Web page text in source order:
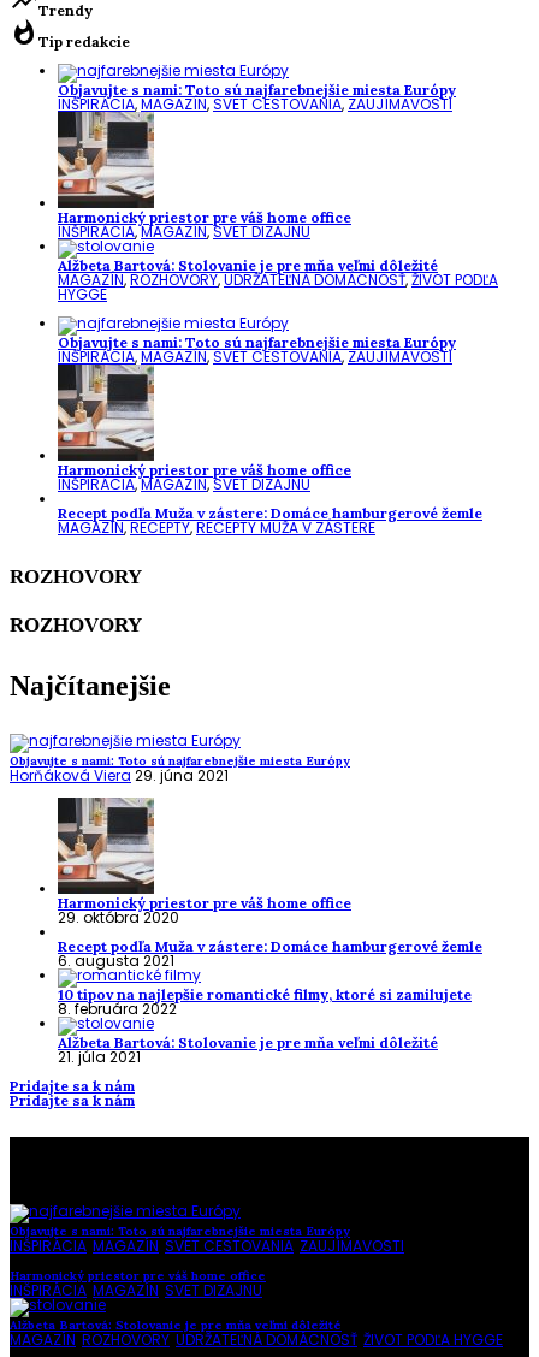
Trendy
whatshot Tip redakcie
Objavujte s nami: Toto sú najfarebnejšie miesta Európy
INŠPIRÁCIA,MAGAZÍN,SVET CESTOVANIA,ZAUJÍMAVOSTI
Harmonický priestor pre váš home office
INŠPIRÁCIA,MAGAZÍN,SVET DIZAJNU
Alžbeta Bartová: Stolovanie je pre mňa veľmi dôležité
MAGAZÍN,ROZHOVORY,UDRŽATEĽNÁ DOMÁCNOSŤ,ŽIVOT PODĽA
HYGGE
Objavujte s nami: Toto sú najfarebnejšie miesta Európy
INŠPIRÁCIA,MAGAZÍN,SVET CESTOVANIA,ZAUJÍMAVOSTI
Harmonický priestor pre váš home office
INŠPIRÁCIA,MAGAZÍN,SVET DIZAJNU
Recept podľa Muža v zástere: Domáce hamburgerové žemle
MAGAZÍN,RECEPTY,RECEPTY MUŽA V ZÁSTERE
ROZHOVORY
ROZHOVORY
Najčítanejšie
Objavujte s nami: Toto sú najfarebnejšie miesta Európy
Horňáková Viera 29. júna 2021
Harmonický priestor pre váš home office
29. októbra 2020
Recept podľa Muža v zástere: Domáce hamburgerové žemle
6. augusta 2021
10 tipov na najlepšie romantické filmy, ktoré si zamilujete
8. februára 2022
Alžbeta Bartová: Stolovanie je pre mňa veľmi dôležité
21. júla 2021
Pridajte sa k nám
Pridajte sa k nám
Objavujte s nami: Toto sú najfarebnejšie miesta Európy
INŠPIRÁCIA MAGAZÍN SVET CESTOVANIA ZAUJÍMAVOSTI
Harmonický priestor pre váš home office
INŠPIRÁCIA MAGAZÍN SVET DIZAJNU
Alžbeta Bartová: Stolovanie je pre mňa veľmi dôležité
MAGAZÍN ROZHOVORY UDRŽATEĽNÁ DOMÁCNOSŤ ŽIVOT PODĽA HYGGE